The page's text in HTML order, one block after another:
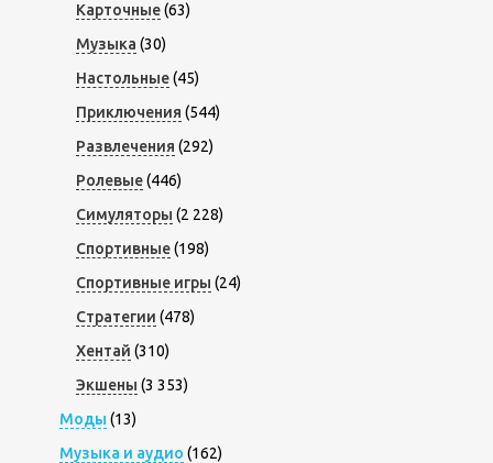
Карточные(63)
Музыка (30)
Настольные(45)
Приключения (544)
Развлечения (292)
Ролевые(446)
Симуляторы (2 228)
Спортивные(198)
Спортивные игры (24)
Стратегии (478)
Хентай (310)
Экшены (3 353)
Моды (13)
Музыка и аудио (162)